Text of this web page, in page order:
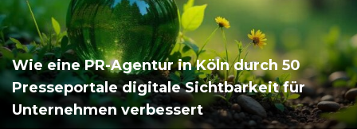
Wie eine PR-Agentur in Köln durch 50
Presseportale digitale Sichtbarkeit für
Unternehmen verbessert